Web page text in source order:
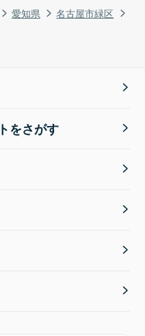
愛知県
名古屋市緑区
をさがす